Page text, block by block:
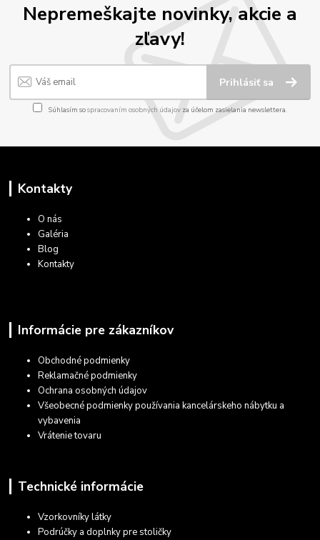
Nepremeškajte novinky, akcie a
zľavy!
Prihlásiť sa
Súhlasím sospracovaním osobných údajov za účelom zasielania newslettera.
Kontakty
O nás
Galéria
Blog
Kontakty
Informácie pre zákazníkov
Obchodné podmienky
Reklamačné podmienky
Ochrana osobných údajov
Všeobecné podmienky používania kancelárskeho nábytku a
vybavenia
Vrátenie tovaru
Technické informácie
Vzorkovníky látky
Podrúčky a doplnky pre stoličky